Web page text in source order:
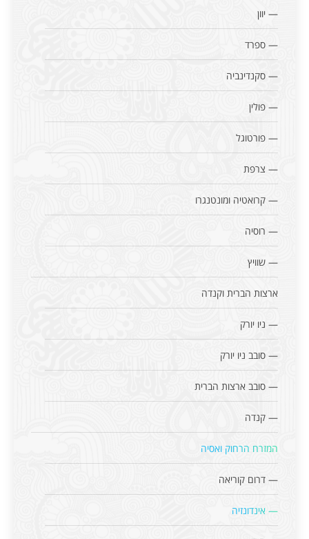
— יוון
— ספרד
— סקנדינביה
— פולין
— פורטוגל
— צרפת
— קרואטיה ומונטנגרו
— רוסיה
— שוויץ
ארצות הברית וקנדה
— ניו יורק
— סובב ניו יורק
— סובב ארצות הברית
— קנדה
המזרח הרחוק ואסיה
— דרום קוריאה
— אינדונזיה